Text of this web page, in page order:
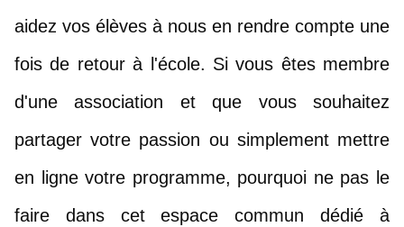
aidez vos élèves à nous en rendre compte une
fois de retour à l'école. Si vous êtes membre
d'une association et que vous souhaitez
partager votre passion ou simplement mettre
en ligne votre programme, pourquoi ne pas le
faire dans cet espace commun dédié à